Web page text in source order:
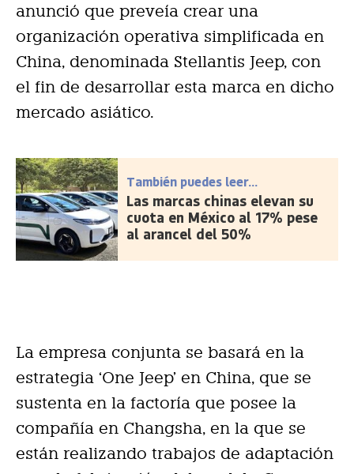
anunció que preveía crear una
organización operativa simplificada en
China, denominada Stellantis Jeep, con
el fin de desarrollar esta marca en dicho
mercado asiático.
También puedes leer...
Las marcas chinas elevan su
cuota en México al 17% pese
al arancel del 50%
La empresa conjunta se basará en la
estrategia ‘One Jeep’ en China, que se
sustenta en la factoría que posee la
compañía en Changsha, en la que se
están realizando trabajos de adaptación